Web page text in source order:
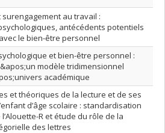
surengagement au travail :
antécédents potentiels
le bien-être personnel
et bien-être personnel :
modèle tridimensionnel
académique
et théoriques de la lecture et de ses
d’âge scolaire : standardisation
R et étude du rôle de la
des lettres